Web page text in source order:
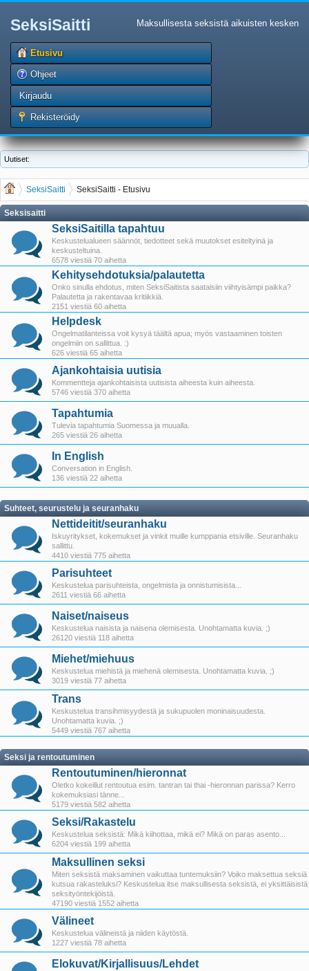
SeksiSaitti Maksullisesta seksistä aikuisten kesken
Etusivu
Ohjeet
Kirjaudu
Rekisteröidy
Uutiset:
SeksiSaitti SeksiSaitti - Etusivu
Seksisaitti
SeksiSaitilla tapahtuu
Keskustelualueen säännöt, tiedotteet sekä muutokset esiteltyinä ja
keskusteltuina.
6578 viestiä 70 aihetta
Kehitysehdotuksia/palautetta
Onko sinulla ehdotus, miten SeksiSaitista saataisiin viihtyisämpi paikka?
Palautetta ja rakentavaa kritiikkiä.
2151 viestiä 60 aihetta
Helpdesk
Ongelmatilanteissa voit kysyä täältä apua; myös vastaaminen toisten
ongelmiin on sallittua. :)
626 viestiä 65 aihetta
Ajankohtaisia uutisia
Kommentteja ajankohtaisista uutisista aiheesta kuin aiheesta.
5746 viestiä 370 aihetta
Tapahtumia
Tulevia tapahtumia Suomessa ja muualla.
265 viestiä 26 aihetta
In English
Conversation in English.
136 viestiä 22 aihetta
Suhteet, seurustelu ja seuranhaku
Nettideitit/seuranhaku
Iskuyritykset, kokemukset ja vinkit muille kumppania etsiville. Seuranhaku
sallittu.
4410 viestiä 775 aihetta
Parisuhteet
Keskustelua parisuhteista, ongelmista ja onnistumisista...
2611 viestiä 66 aihetta
Naiset/naiseus
Keskustelua naisista ja naisena olemisesta. Unohtamatta kuvia. ;)
26120 viestiä 118 aihetta
Miehet/miehuus
Keskustelua miehistä ja miehenä olemisesta. Unohtamatta kuvia. ;)
3019 viestiä 77 aihetta
Trans
Keskustelua transihmisyydestä ja sukupuolen moninaisuudesta.
Unohtamatta kuvia. ;)
5449 viestiä 767 aihetta
Seksi ja rentoutuminen
Rentoutuminen/hieronnat
Oletko kokeillut rentoutua esim. tantran tai thai -hieronnan parissa? Kerro
kokemuksiasi tänne...
5179 viestiä 582 aihetta
Seksi/Rakastelu
Keskustelua seksistä: Mikä kiihottaa, mikä ei? Mikä on paras asento...
6204 viestiä 199 aihetta
Maksullinen seksi
Miten seksistä maksaminen vaikuttaa tuntemuksiin? Voiko maksettua seksiä
kutsua rakasteluksi? Keskustelua itse maksullisesta seksistä, ei yksittäisistä
seksityöntekijöistä.
47190 viestiä 1552 aihetta
Välineet
Keskustelua välineistä ja niiden käytöstä.
1227 viestiä 78 aihetta
Elokuvat/Kirjallisuus/Lehdet